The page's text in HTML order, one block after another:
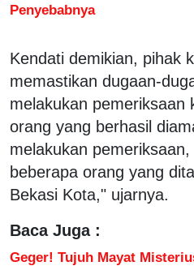
Penyebabnya
Kendati demikian, pihak
memastikan dugaan-
melakukan pemeriksaan
orang yang berhasil
melakukan
beberapa orang yang
Bekasi Kota," ujarnya.
Baca Juga :
Geger! Tujuh Mayat